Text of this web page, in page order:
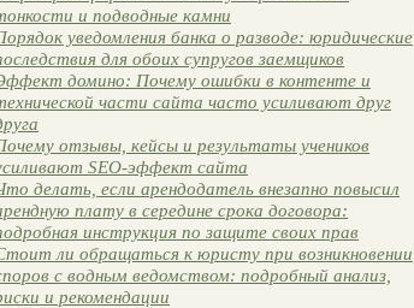
и подводные камни
уведомления банка о разводе: юридические
для обоих супругов заемщиков
домино: Почему ошибки в контенте и
части сайта часто усиливают друг
отзывы, кейсы и результаты учеников
SEO-эффект сайта
делать, если арендодатель внезапно повысил
плату в середине срока договора:
инструкция по защите своих прав
ли обращаться к юристу при возникновении
с водным ведомством: подробный анализ,
и рекомендации